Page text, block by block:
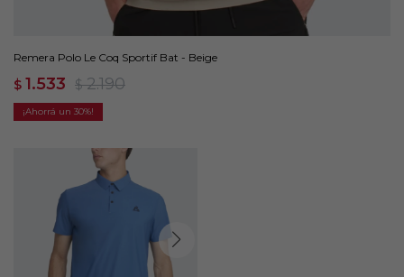
Remera Polo Le Coq Sportif Bat - Beige
$ 1.533 $ 2.190
30